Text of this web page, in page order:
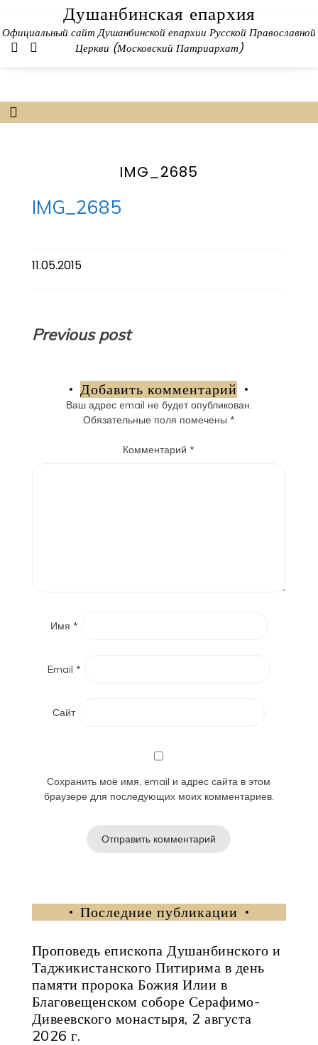
content
Душанбинская епархия
Официальный сайт Душанбинской епархии Русской Православной
Церкви (Московский Патриархат)
IMG_2685
IMG_2685
11.05.2015
Навигация
записям
Previous post
Добавить комментарий
Ваш адрес email не будет опубликован.
Обязательные поля помечены *
Комментарий*
Имя *
Email *
Сайт
Сохранить моё имя, email и адрес сайта в этом
браузере для последующих моих комментариев.
Последние публикации
Проповедь епископа Душанбинского и
Таджикистанского Питирима в день
памяти пророка Божия Илии в
Благовещенском соборе Серафимо-
Дивеевского монастыря, 2 августа
2026 г.